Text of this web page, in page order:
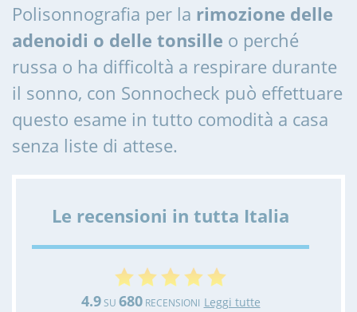
Polisonnografia per la rimozione delle
adenoidi o delle tonsille o perché
russa o ha difficoltà a respirare durante
il sonno, con Sonnocheck può effettuare
questo esame in tutto comodità a casa
senza liste di attese.
Le recensioni in tutta Italia
4.9SU 680RECENSIONI Leggi tutte